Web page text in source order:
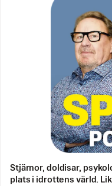
Stjärnor, doldisar,
plats i idrottens värld.